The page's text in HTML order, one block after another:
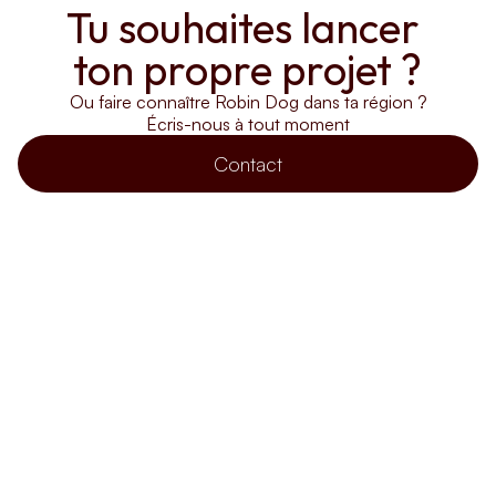
Tu souhaites lancer
ton propre projet ?
Ou faire connaître Robin Dog dans ta région ?
Écris-nous à tout moment
Contact